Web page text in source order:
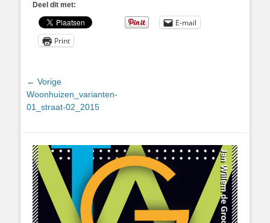
Deel dit met:
E-mail
Print
Bericht
navigatie
← Vorige
Vorig
bericht:
Woonhuizen_varianten-
01_straat-02_2015